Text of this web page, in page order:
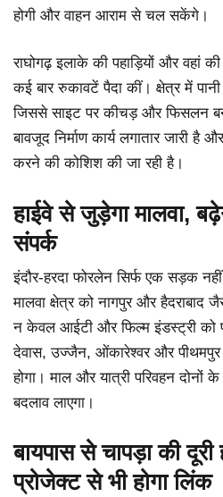
होगी और वाहन आराम से चल सकेंगे।
राघोगढ़ इलाके की पहाड़ियों और वहां की
कई बार रुकावटें पैदा कीं। क्षेत्र में
जिससे साइट पर कीचड़ और फिसलन
बावजूद निर्माण कार्य लगातार जारी
करने की कोशिश की जा रही है।
हाईवे से जुड़ेगा मालवा,
संपर्क
इंदौर-हरदा फोरलेन सिर्फ एक सड़क
मालवा क्षेत्र को नागपुर और
न केवल आईटी और फिल्म इंडस्ट्री को
देवास, उज्जैन, ओंकारेश्वर और पीथमपुर
होगा। माल और यात्री परिवहन दोनों के
बदलाव लाएगा।
बायपास से चापड़ा की दूरी
प्रोजेक्ट से भी होगा लिंक